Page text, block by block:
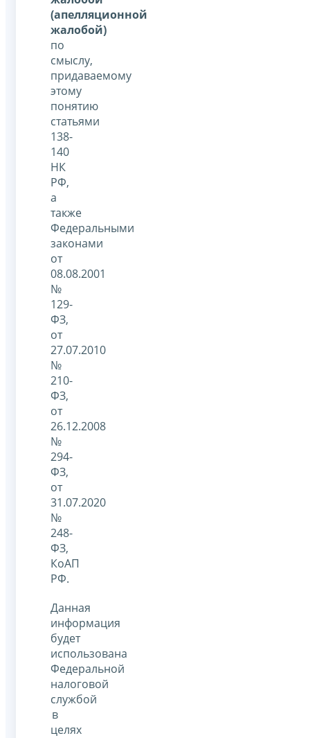
(апелляционной
жалобой)
по
смыслу,
придаваемому
этому
понятию
статьями
138-
140
НК
РФ,
а
также
Федеральными
законами
от
08.08.2001
№
129-
ФЗ,
от
27.07.2010
№
210-
ФЗ,
от
26.12.2008
№
294-
ФЗ,
от
31.07.2020
№
248-
ФЗ,
КоАП
РФ.
Данная
информация
будет
использована
Федеральной
налоговой
службой
в
целях